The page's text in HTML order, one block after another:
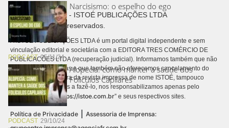
Narcisismo: o espelho do ego
PODCAST05/11/24
Alopecia: como manter a saúde dos
Folículos Capilares
PODCAST 29/10/24
Copyright © 2026 - ISTOÉ PUBLICAÇÕES LTDA
Todos os direitos reservados.
A ISTOÉ PUBLICAÇÕES LTDA é um portal digital independente e sem
vinculação editorial e societária com a EDITORA TRES COMÉRCIO DE
PUBLICACÕES LTDA (recuperação judicial). Informamos também que não
realizamos cobranças e que também não oferecemos cancelamento do
contrato de assinatura da revista impressa de nome ISTOÉ, tampouco
autorizamos terceiros a fazê-lo, nos responsabilizamos apenas pelo
conteúdo digital “https://istoe.com.br” e seus respectivos sites.
Política de Privacidade | Assessoria de Imprensa: